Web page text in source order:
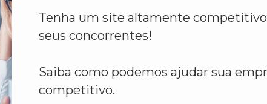
Tenha um site altamente
seus concorrentes!
Saiba como podemos ajudar sua
competitivo.